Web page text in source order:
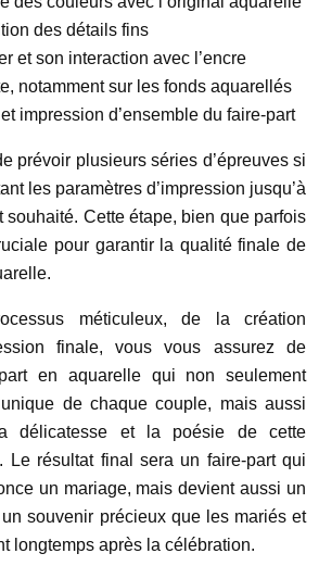
des détails fins
et son interaction avec l’encre
notamment sur les fonds aquarellés
impression d’ensemble du faire-part
prévoir plusieurs séries d’épreuves si
les paramètres d’impression jusqu’à
souhaité. Cette étape, bien que parfois
pour garantir la qualité finale de
méticuleux, de la création
finale, vous vous assurez de
en aquarelle qui non seulement
de chaque couple, mais aussi
délicatesse et la poésie de cette
Le résultat final sera un faire-part qui
un mariage, mais devient aussi un
souvenir précieux que les mariés et
longtemps après la célébration.